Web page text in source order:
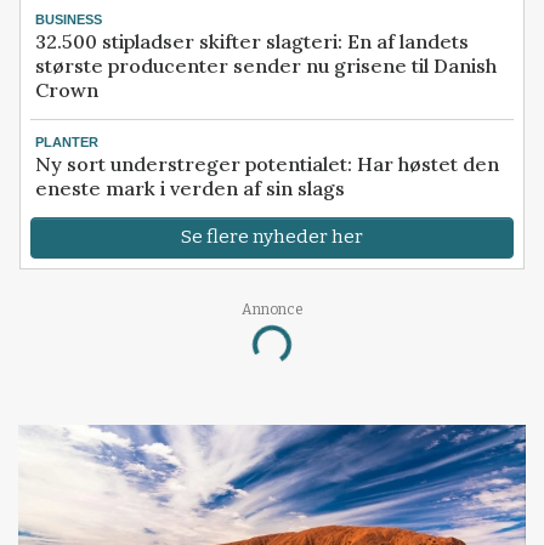
BUSINESS
32.500 stipladser skifter slagteri: En af landets
største producenter sender nu grisene til Danish
Crown
PLANTER
Ny sort understreger potentialet: Har høstet den
eneste mark i verden af sin slags
Se flere nyheder her
Annonce
Loading...